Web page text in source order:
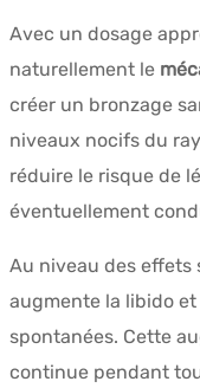
Avec un dosage
naturellement le
créer un bronzage
niveaux nocifs du
réduire le risque de
éventuellement
Au niveau des effets
augmente la libido
spontanées. Cette
continue pendant